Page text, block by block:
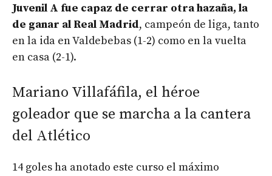
Juvenil A fue capaz de cerrar otra hazaña, la
de ganar al Real Madrid, campeón de liga, tanto
en la ida en Valdebebas (1-2) como en la vuelta
en casa (2-1).
Mariano Villafáfila, el héroe
goleador que se marcha a la cantera
del Atlético
14 goles ha anotado este curso el máximo